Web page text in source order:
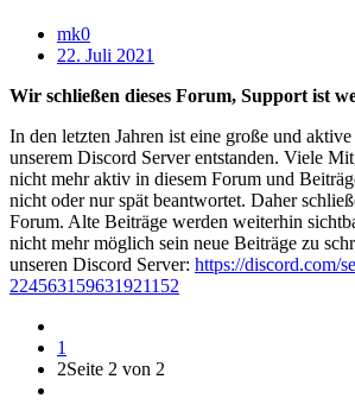
mk0
22. Juli 2021
Wir schließen dieses Forum, Support ist
In den letzten Jahren ist eine große und
unserem Discord Server entstanden. Viele
nicht mehr aktiv in diesem Forum und
nicht oder nur spät beantwortet. Daher
Forum. Alte Beiträge werden weiterhin
nicht mehr möglich sein neue Beiträge zu
unseren Discord Server: https://discord.com/
224563159631921152
1
2Seite 2 von 2